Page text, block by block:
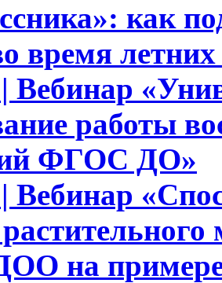
как
время
Вебинар
работы
ФГОС ДО»
Вебинар
на